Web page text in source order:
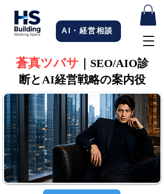
AI・経営相談
蒼真ツバサ ｜SEO/AIO診
断とAI経営戦略の案内役